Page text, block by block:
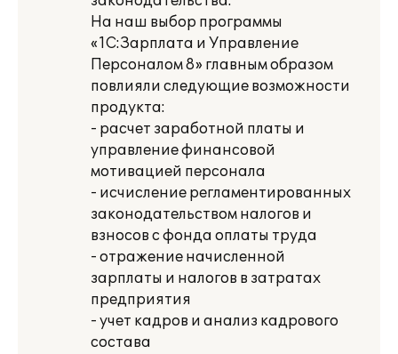
На наш выбор программы
«1С:Зарплата и Управление
Персоналом 8» главным образом
повлияли следующие возможности
продукта:
- расчет заработной платы и
управление финансовой
мотивацией персонала
- исчисление регламентированных
законодательством налогов и
взносов с фонда оплаты труда
- отражение начисленной
зарплаты и налогов в затратах
предприятия
- учет кадров и анализ кадрового
состава